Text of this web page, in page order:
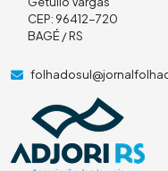
CEP: 96412-720
BAGÉ / RS